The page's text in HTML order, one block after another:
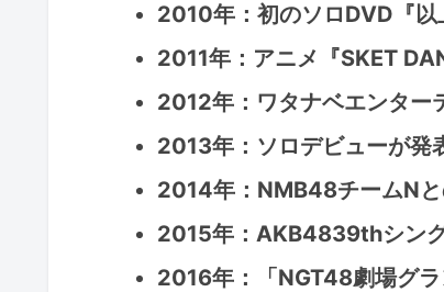
2010年：初のソロDVD『以
2011年：アニメ『SKET
2012年：ワタナベエンター
2013年：ソロデビューが発
2014年：NMB48チームNと
2015年：AKB4839thシング
2016年：「NGT48劇場グ